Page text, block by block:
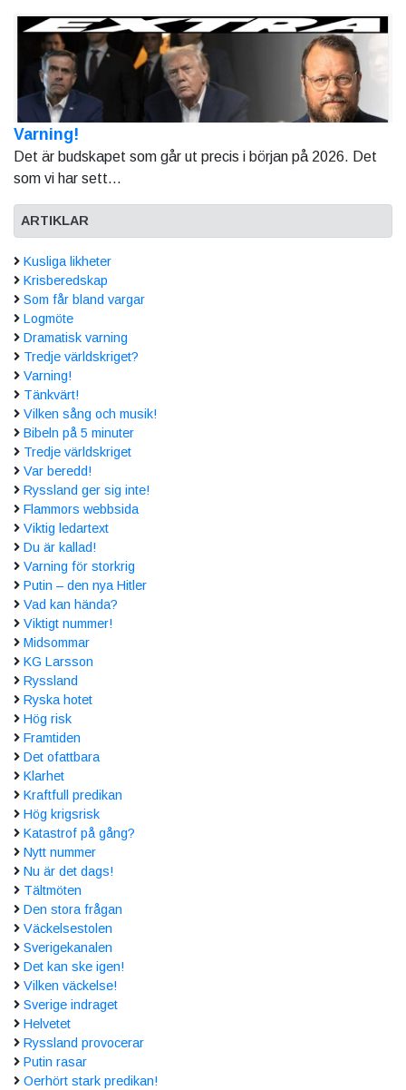
Varning!
Det är budskapet som går ut precis i början på 2026. Det
som vi har sett...
ARTIKLAR
Kusliga likheter
Krisberedskap
Som får bland vargar
Logmöte
Dramatisk varning
Tredje världskriget?
Varning!
Tänkvärt!
Vilken sång och musik!
Bibeln på 5 minuter
Tredje världskriget
Var beredd!
Ryssland ger sig inte!
Flammors webbsida
Viktig ledartext
Du är kallad!
Varning för storkrig
Putin – den nya Hitler
Vad kan hända?
Viktigt nummer!
Midsommar
KG Larsson
Ryssland
Ryska hotet
Hög risk
Framtiden
Det ofattbara
Klarhet
Kraftfull predikan
Hög krigsrisk
Katastrof på gång?
Nytt nummer
Nu är det dags!
Tältmöten
Den stora frågan
Väckelsestolen
Sverigekanalen
Det kan ske igen!
Vilken väckelse!
Sverige indraget
Helvetet
Ryssland provocerar
Putin rasar
Oerhört stark predikan!